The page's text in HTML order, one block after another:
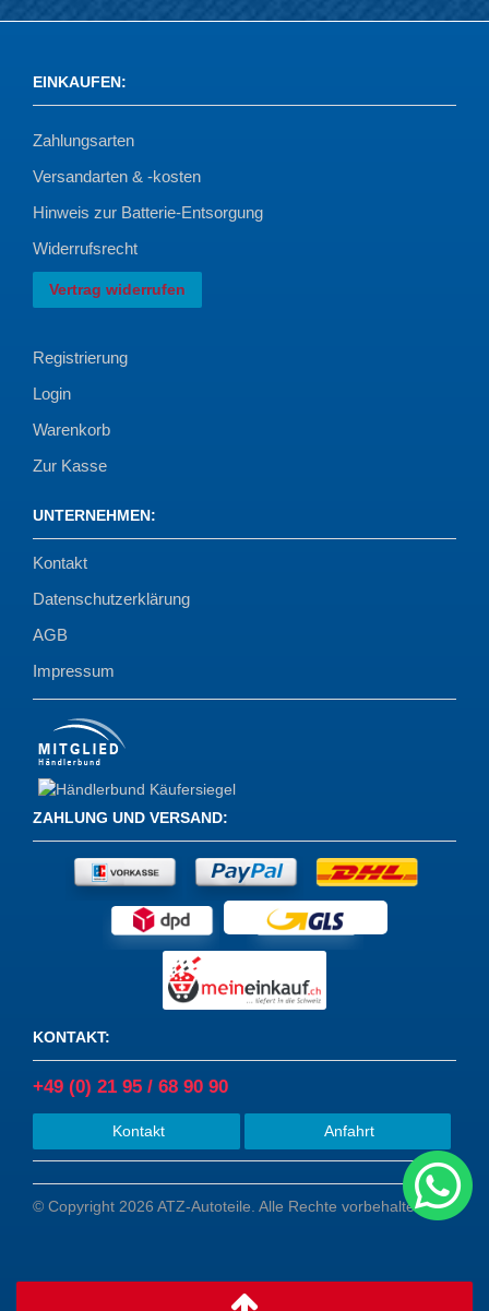
EINKAUFEN:
Zahlungsarten
Versandarten & -kosten
Hinweis zur Batterie-Entsorgung
Widerrufsrecht
Vertrag widerrufen
Registrierung
Login
Warenkorb
Zur Kasse
UNTERNEHMEN:
Kontakt
Datenschutzerklärung
AGB
Impressum
ZAHLUNG UND VERSAND:
KONTAKT:
+49 (0) 21 95 / 68 90 90
Kontakt Anfahrt
© Copyright 2026 ATZ-Autoteile. Alle Rechte vorbehalten.